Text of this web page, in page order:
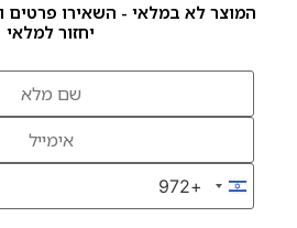
המוצר לא במלאי - השאירו פרטים
יחזור למלאי
Israel +972
+972